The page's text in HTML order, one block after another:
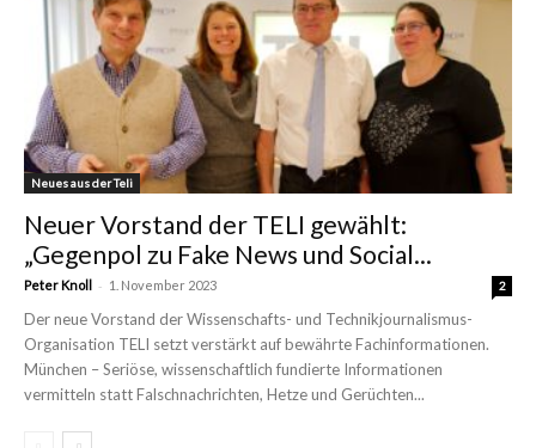
Neues aus der Teli
Neuer Vorstand der TELI gewählt:
„Gegenpol zu Fake News und Social...
Peter Knoll - 1. November 2023 2
Der neue Vorstand der Wissenschafts- und Technikjournalismus-
Organisation TELI setzt verstärkt auf bewährte Fachinformationen.
München – Seriöse, wissenschaftlich fundierte Informationen
vermitteln statt Falschnachrichten, Hetze und Gerüchten...